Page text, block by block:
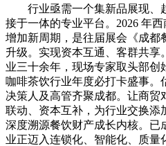
行业亟需一个集新品展现、
接于一体的专业平台。2026 年
增加新周期，是往届展会《成都
升级。实现资本互通、客群共
业三十余年，现场专家取头部
咖啡茶饮行业年度必打卡盛事。
决策人及高管齐聚成都。让商贸
联动、资本互补，为行业交换添
深度溯源餐饮财产成长内核。已
业正迈入连锁化、智能化、质量